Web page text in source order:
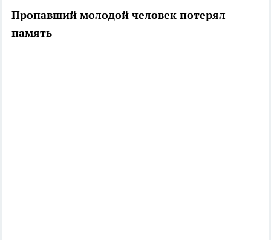
Пропавший молодой человек потерял
память